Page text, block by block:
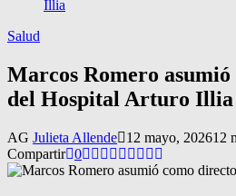
Illia
Salud
Marcos Romero
del Hospital Arturo Illia
AG Julieta Allende 12 mayo, 202612
Compartir 0